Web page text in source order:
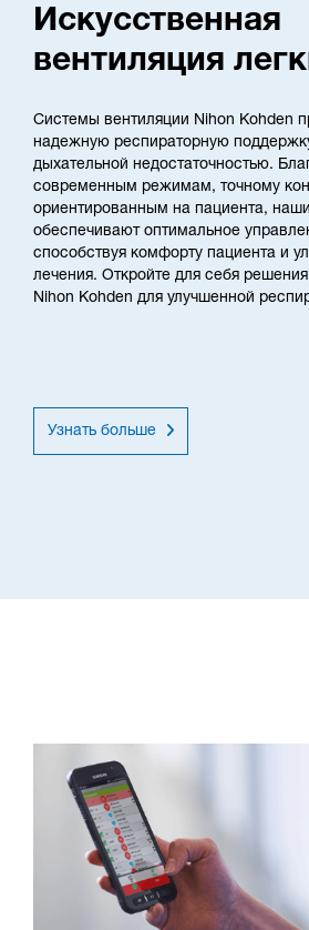
Искусственная
вентиляция
Системы вентиляции Nihon Kohden
надежную респираторную
дыхательной недостаточностью.
современным режимам, точному
ориентированным на пациента,
обеспечивают оптимальное
способствуя комфорту пациента и
лечения. Откройте для себя
Nihon Kohden для улучшенной
Узнать больше